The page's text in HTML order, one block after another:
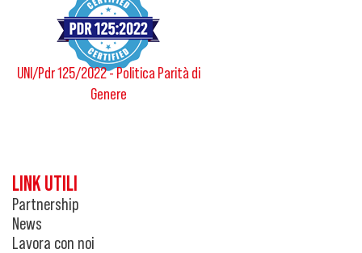
UNI/Pdr 125/2022 - Politica Parità di
Genere
LINK UTILI
Partnership
News
Lavora con noi